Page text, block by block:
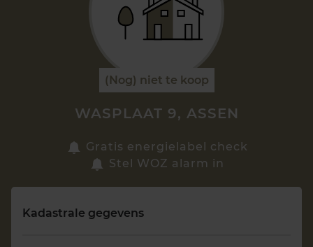
Zoek een woning
(Nog) niet te koop
WASPLAAT 9, ASSEN
Gratis energielabel check
Stel WOZ alarm in
Kadastrale gegevens